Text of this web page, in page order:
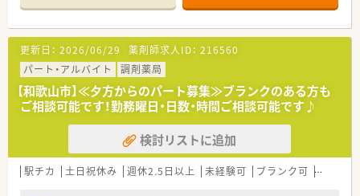
更新日： 2026/06/29 薬剤師求人ID： 216560
パート・アルバイト
調剤薬局
【和歌山市】≪夕方からのパート募集≫ブランクのある方も
ご相談可能です！勤務曜日・日数・時間ご相談可能です♪
検討リストに追加
駅チカ 土日祝休み 週休2.5日以上 未経験可 ブランク可 Ｗワー